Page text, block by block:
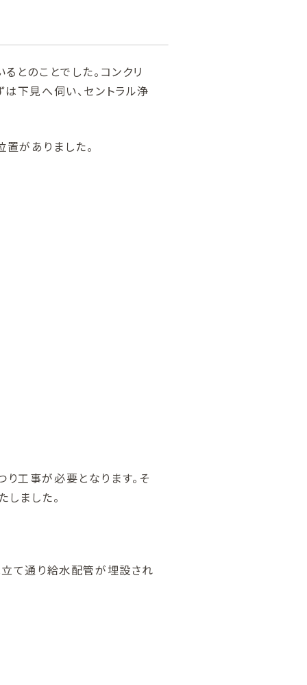
とのことでした。コンクリ
下見へ伺い、セントラル浄
がありました。
工事が必要となります。そ
ました。
立て通り給水配管が埋設され